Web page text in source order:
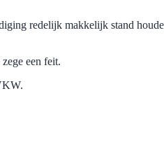
redelijk makkelijk stand
een feit.